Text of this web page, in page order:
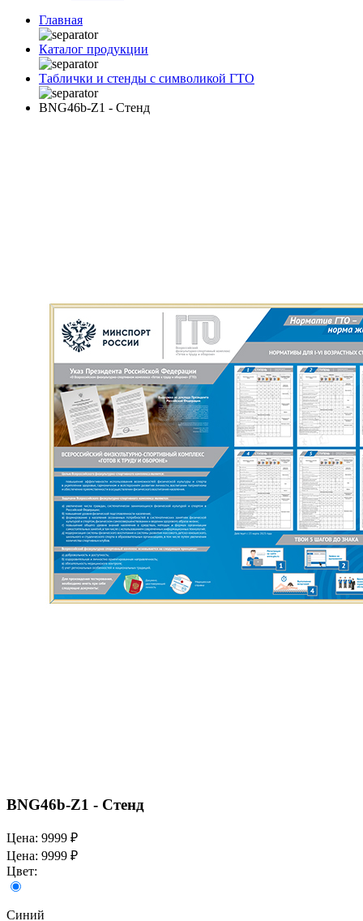
Главная
Каталог продукции
Таблички и стенды с символикой ГТО
BNG46b-Z1 - Стенд
BNG46b-Z1 - Стенд
Цена: 9999 ₽
Цена: 9999 ₽
Цвет:
Синий